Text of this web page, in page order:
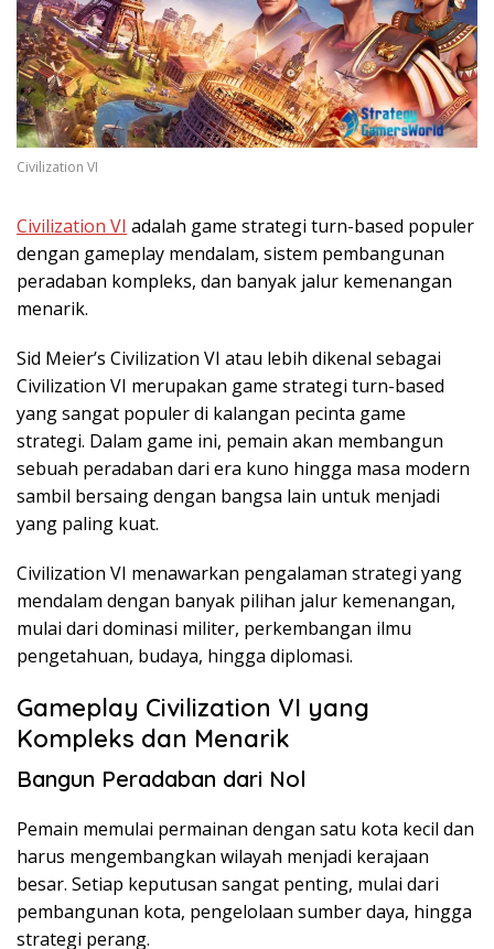
Civilization VI
Civilization VI adalah game strategi turn-based populer
dengan gameplay mendalam, sistem pembangunan
peradaban kompleks, dan banyak jalur kemenangan
menarik.
Sid Meier’s Civilization VI atau lebih dikenal sebagai
Civilization VI merupakan game strategi turn-based
yang sangat populer di kalangan pecinta game
strategi. Dalam game ini, pemain akan membangun
sebuah peradaban dari era kuno hingga masa modern
sambil bersaing dengan bangsa lain untuk menjadi
yang paling kuat.
Civilization VI menawarkan pengalaman strategi yang
mendalam dengan banyak pilihan jalur kemenangan,
mulai dari dominasi militer, perkembangan ilmu
pengetahuan, budaya, hingga diplomasi.
Gameplay Civilization VI yang
Kompleks dan Menarik
Bangun Peradaban dari Nol
Pemain memulai permainan dengan satu kota kecil dan
harus mengembangkan wilayah menjadi kerajaan
besar. Setiap keputusan sangat penting, mulai dari
pembangunan kota, pengelolaan sumber daya, hingga
strategi perang.